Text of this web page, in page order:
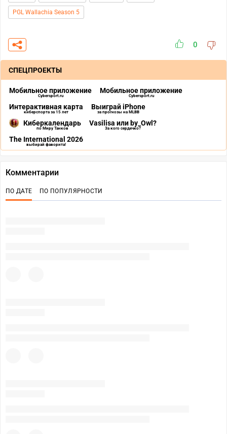
PGL Wallachia Season 5
0
СПЕЦПРОЕКТЫ
Мобильное приложение
Cybersport.ru
Мобильное приложение
Cybersport.ru
Интерактивная карта
киберспорта за 15 лет
Выиграй iPhone
за прогнозы на MLBB
Киберкалендарь
по Миру Танков
Vasilisa или by_Owl?
За кого сердечко?
The International 2026
выбирай фаворита!
Комментарии
ПО ДАТЕ ПО ПОПУЛЯРНОСТИ